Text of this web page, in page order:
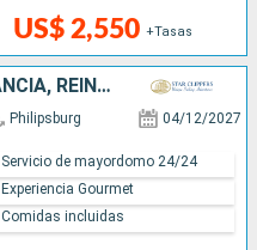
US$ 2,550 +Tasas
SAN MARTÍN, DOMINICA, FRANCIA, REINO UNIDO
Philipsburg 04/12/2027
Servicio de mayordomo 24/24
Experiencia Gourmet
Comidas incluidas